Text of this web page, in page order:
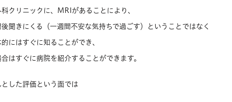
クリニックに、MRIがあることにより、
聞きにくる（一週間不安な気持ちで過ごす）ということではなく
にはすぐに知ることができ、
はすぐに病院を紹介することができます。
した評価という面では